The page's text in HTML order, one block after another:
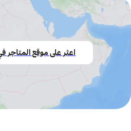
اعثر على موقع المتاجر